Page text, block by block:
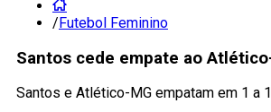
/Futebol Feminino
Santos cede empate ao
Santos e Atlético-MG empatam em 1 a